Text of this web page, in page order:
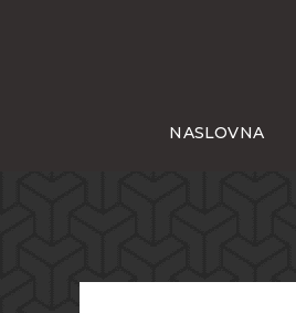
NASLOVNA